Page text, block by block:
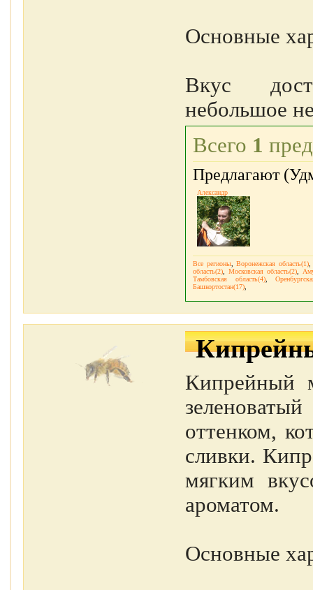
Основные
Вкус
небольшое
Всего 1
Предлагают
Александр
Все регионы,Воронежская область(1)
область(2) ,Московская область(2)
Тамбовская область(4),
Башкортостан(17)
Кипрейный
оттенком,
сливки.
мягким
ароматом.
Основные